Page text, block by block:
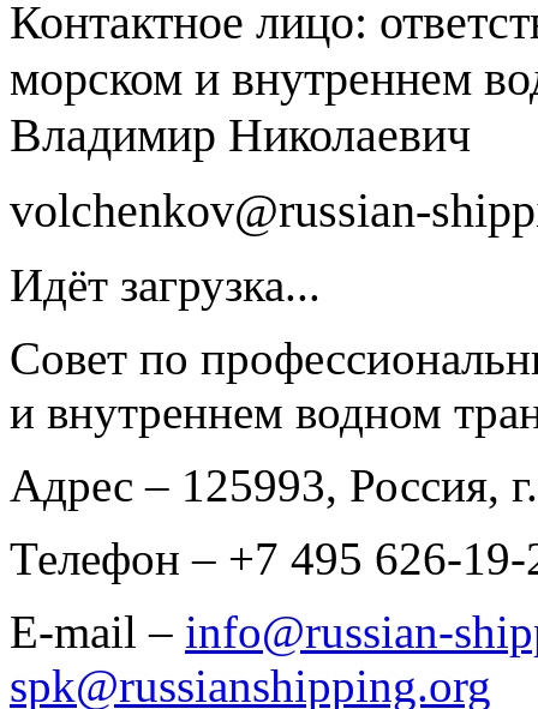
Контактное лицо:
морском и внутреннем
Владимир Николаевич
volchenkov@russian-
Идёт загрузка...
Совет по
и внутреннем водном
Адрес – 125993, Россия,
Телефон – +7 495 626-19-
E-mail – info@russian-
spk@russianshipping.org